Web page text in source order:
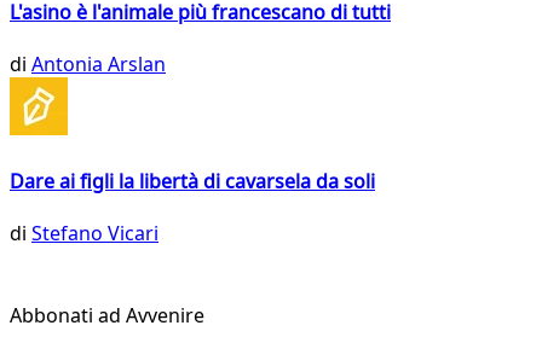
L'asino è l'animale più francescano di tutti
di Antonia Arslan
Dare ai figli la libertà di cavarsela da soli
di Stefano Vicari
Abbonati ad Avvenire